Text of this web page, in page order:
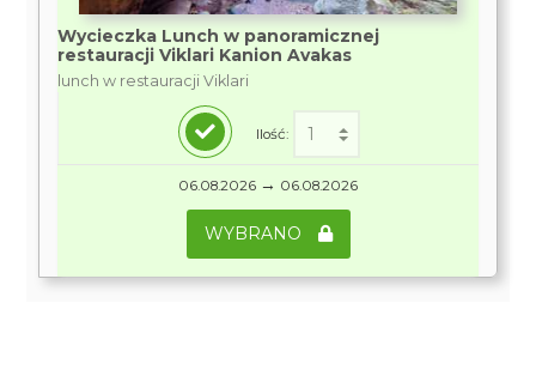
Wycieczka Lunch w panoramicznej
restauracji Viklari Kanion Avakas
lunch w restauracji Viklari
Ilość:
06.08.2026 → 06.08.2026
WYBRANO